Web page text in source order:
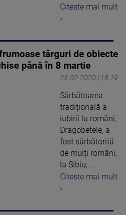
Citeste mai mult
›
târguri de obiecte
până în 8 martie
23-02-2020 | 18:19
Sărbătoarea
tradițională a
iubirii la români,
Dragobetele, a
fost sărbătorită
de mulți români,
la Sibiu, ...
Citeste mai mult
›